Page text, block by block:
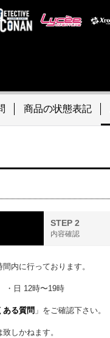
商品の状態表記
STEP 2
内容確認
内に行っております。
日 12時〜19時
ある質問 」をご確認下さい。
しかねます。